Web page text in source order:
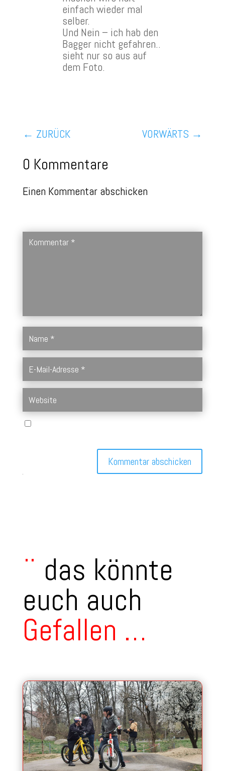
einfach wieder mal
selber.
Und Nein – ich hab den
Bagger nicht gefahren..
sieht nur so aus auf
dem Foto.
← ZURÜCK VORWÄRTS →
0 Kommentare
Einen Kommentar abschicken
Kommentar abschicken
¨ das könnte
euch auch
Gefallen …